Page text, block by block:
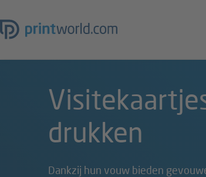
drukken
Dankzij hun vouw bieden